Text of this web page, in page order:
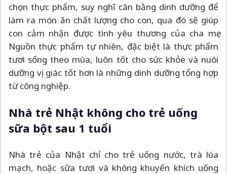
chọn thực phẩm, suy nghĩ cân bằng dinh dưỡng để
làm ra món ăn chất lượng cho con, qua đó sẽ giúp
con cảm nhận được tình yêu thương của cha mẹ.
Nguồn thực phẩm tự nhiên, đặc biệt là thực phẩm
tươi sống theo mùa, luôn tốt cho sức khỏe và nuôi
dưỡng vị giác tốt hơn là những dinh dưỡng tổng hợp
từ công nghiệp.
Nhà trẻ Nhật không cho trẻ uống
sữa bột sau 1 tuổi
Nhà trẻ của Nhật chỉ cho trẻ uống nước, trà lúa
mạch, hoặc sữa tươi và không khuyến khích uống